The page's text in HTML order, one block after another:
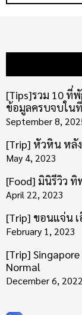
[Tips]รวม 10 ที่
ข้อมูลครบจบในที่
September 8,
[Trip] หัวหิน หลั
May 4, 2023
[Food] มินิรีวิว
April 22, 2023
[Trip] ขอนแจ่น เ
February 1, 2023
[Trip]
Normal
December 6, 2022